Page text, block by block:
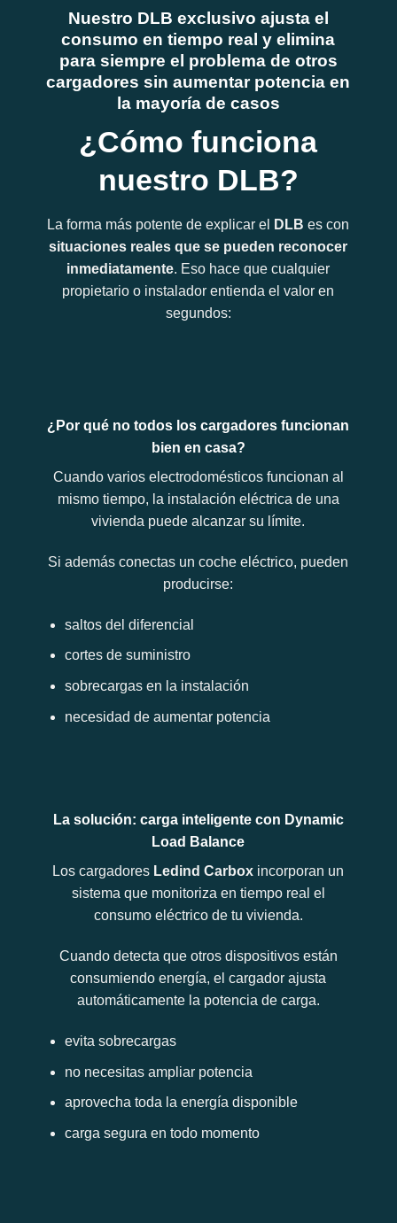
Nuestro DLB exclusivo ajusta el
consumo en tiempo real y elimina
para siempre el problema de otros
cargadores sin aumentar potencia en
la mayoría de casos
¿Cómo funciona
nuestro DLB?
La forma más potente de explicar el DLB es con
situaciones reales que se pueden reconocer
inmediatamente. Eso hace que cualquier
propietario o instalador entienda el valor en
segundos:
¿Por qué no todos los cargadores funcionan
bien en casa?
Cuando varios electrodomésticos funcionan al
mismo tiempo, la instalación eléctrica de una
vivienda puede alcanzar su límite.
Si además conectas un coche eléctrico, pueden
producirse:
saltos del diferencial
cortes de suministro
sobrecargas en la instalación
necesidad de aumentar potencia
La solución: carga inteligente con Dynamic
Load Balance
Los cargadores Ledind Carbox incorporan un
sistema que monitoriza en tiempo real el
consumo eléctrico de tu vivienda.
Cuando detecta que otros dispositivos están
consumiendo energía, el cargador ajusta
automáticamente la potencia de carga.
evita sobrecargas
no necesitas ampliar potencia
aprovecha toda la energía disponible
carga segura en todo momento